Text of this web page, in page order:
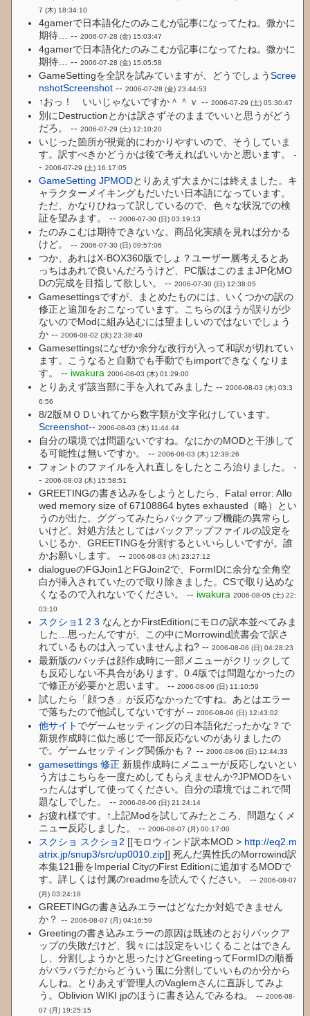
7 (木) 18:34:10
4gamerで日本語化たのみこむが記事になってたね。微かに
期待… --2006-07-28 (金) 15:03:47
4gamerで日本語化たのみこむが記事になってたね。微かに
期待… --2006-07-28 (金) 15:05:58
GameSettingを全訳を試みていますが、どうでしょうScree
nshotScreenshot --2006-07-28 (金) 23:44:53
↑おっ！ いいじゃないですか＾＾ｖ --2006-07-29 (土) 05:30:47
別にDestructionとかは訳さずそのままでいいと思うがどう
だろ。 --2006-07-29 (土) 12:10:20
いじった箇所が視覚的にわかりやすいので、そうしていま
す。訳すべきかどうかは後で考えればいいかと思います。 -
-2006-07-29 (土) 16:17:05
GameSetting JPMODとりあえず大まかには終えました。キ
ャラクターメイキングもだいたい日本語になっています。
ただ、かなりひねって訳しているので、色々な状況での検
証を望みます。 --2006-07-30 (日) 03:19:13
たのみこむは期待できないな。商品化実績を見れば分かる
けど。 --2006-07-30 (日) 09:57:06
つか、あれはX-BOX360版でしょ？ユーザー層考えるとあ
っちはあれで良いんだろうけど、PC版はこのままJP化MO
Dの完成を目指して欲しい。 --2006-07-30 (日) 12:38:05
Gamesettingsですが、まとめたものには、いくつかの訳の
修正と追加をおこなっています。こちらのほうが誤りが少
ないのでModに組み込むには望ましいのではないでしょう
か --2006-08-02 (水) 23:38:40
Gamesettingsになぜか余分な改行が入って和訳が切れてい
ます。こうなると自動でも手動でもimportできなくなりま
す。 -- iwakura 2006-08-03 (木) 01:29:00
とりあえず該当部に手を入れてみました --2006-08-03 (木) 03:3
6:56
8/2版ＭＯＤいれてから数字類が文字化けしています。
Screenshot--2006-08-03 (木) 11:44:44
自分の環境では問題ないですね。なにかのMODと干渉して
る可能性は無いですか。 --2006-08-03 (木) 12:39:26
フォントのファイルを入れ直しをしたところ治りました。 -
-2006-08-03 (木) 15:58:51
GREETINGの書き込みをしようとしたら、Fatal error: Allo
wed memory size of 67108864 bytes exhausted（略）とい
うのが出た。ググってみたらバックアップ機能の異常らし
いけど。対処方法としてはバックアップファイルの設定を
いじるか、GREETINGを分割するといいらしいですが。誰
かお願いします。 --2006-08-03 (木) 23:27:12
dialogueのFGJoin1とFGJoin2で、FormIDに余分な全角空
白が挿入されていたので取り除きました。CSで取り込めな
くなるので入れないでください。 -- iwakura 2006-08-05 (土) 22:
03:10
スクショ1 23 なんとかFirstEditionにモロの訳本並べてみま
した…思ったんですが、この中にMorrowind読書会で訳さ
れているものは入っていませんよね? --2006-08-06 (日) 04:28:23
最新版のパッチは顔作成時に一部メニューがクリックして
も反応しない不具合があります。0.4版では問題なかったの
で修正が必要かと思います。 --2006-08-06 (日) 11:10:59
試したら「顔つき」が反応なかったですね。あとはエラー
で落ちたので他試してないですが --2006-08-06 (日) 12:43:02
他サイト でゲームセッティングの日本語化だったかな？で
新規作成時に似た感じで一部反応ないのがありましたの
で。ゲームセッティング関係かも？ --2006-08-06 (日) 12:44:33
gamesettings 修正 新規作成時にメニューが反応しないとい
う方はこちらを一度ためしてもらえませんか?JPMODをい
ったんはずして使ってください。自分の環境ではこれで問
題なしでした。 --2006-08-06 (日) 21:24:14
お疲れ様です。↑上記Modを試してみたところ、問題なくメ
ニュー反応しました。 --2006-08-07 (月) 00:17:00
スクショ スクショ2 [[モロウィンド訳本MOD > http://eq2.m
atrix.jp/snup3/src/up0010.zip]] 死んだ異性氏のMorrowind訳
本集121冊をImperial CityのFirst Editionに追加するMODで
す。詳しくは付属のreadmeを読んでください。 --2006-08-07
(月) 03:24:18
GREETINGの書き込みエラーはどなたか対処できません
か？ --2006-08-07 (月) 04:16:59
Greetingの書き込みエラーの原因は既述のとおりバックア
ップの失敗だけど、我々には設定をいじくることはできん
し、分割しようかと思ったけどGreetingってFormIDの順番
がバラバラだからどういう風に分割していいものか分から
んしね。とりあえず管理人のVaglemさんに直訴してみよ
う。Oblivion WIKI jpのほうに書き込んでみるね。 --2006-08-
07 (月) 19:25:15